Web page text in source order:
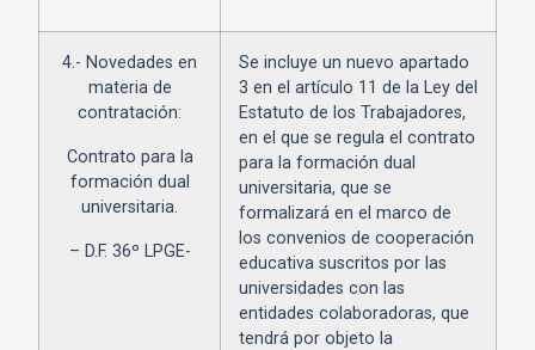
4.- Novedades en
materia de
contratación:
Contrato para la
formación dual
universitaria.
– D.F. 36º LPGE-
Se incluye un nuevo apartado
3 en el artículo 11 de la Ley del
Estatuto de los Trabajadores,
en el que se regula el contrato
para la formación dual
universitaria, que se
formalizará en el marco de
los convenios de cooperación
educativa suscritos por las
universidades con las
entidades colaboradoras, que
tendrá por objeto la